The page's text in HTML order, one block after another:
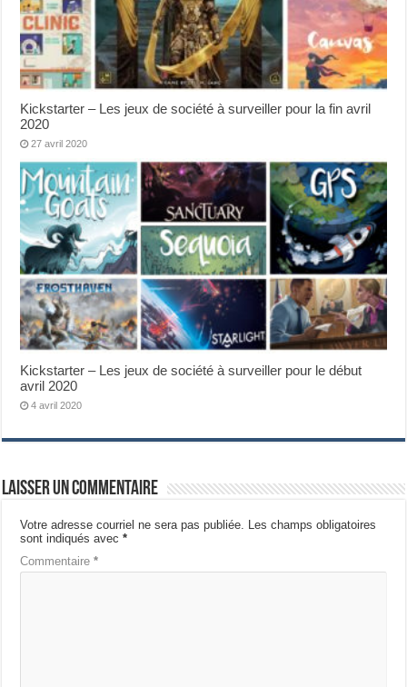
Kickstarter – Les jeux de société à surveiller pour la fin avril
2020
27 avril 2020
Kickstarter – Les jeux de société à surveiller pour le début
avril 2020
4 avril 2020
Laisser un commentaire
Votre adresse courriel ne sera pas publiée. Les champs obligatoires
sont indiqués avec*
Commentaire*